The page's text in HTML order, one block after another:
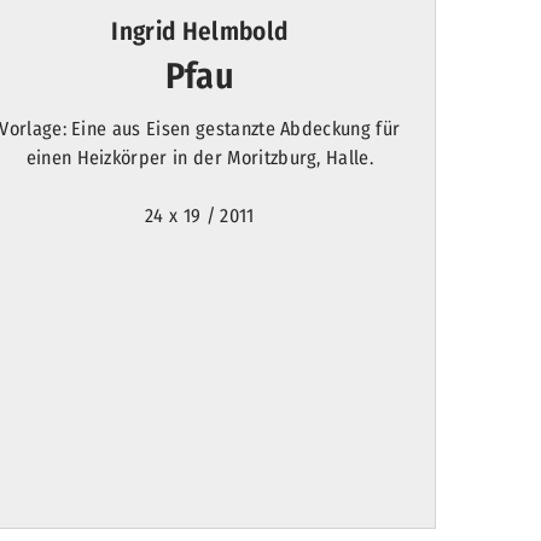
Ingrid Helmbold
Pfau
Vorlage: Eine aus Eisen gestanzte Abdeckung für
einen Heizkörper in der Moritzburg, Halle.
24 x 19 / 2011